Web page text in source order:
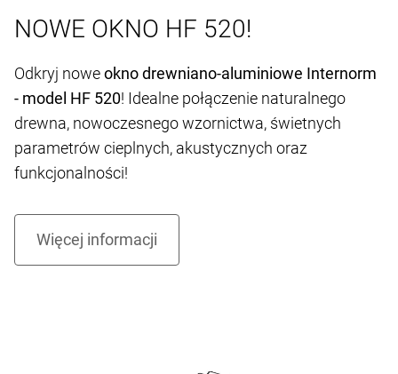
NOWE OKNO HF 520!
Odkryj noweokno drewniano-aluminiowe Internorm
- model HF 520! Idealne połączenie naturalnego
drewna, nowoczesnego wzornictwa, świetnych
parametrów cieplnych, akustycznych oraz
funkcjonalności!